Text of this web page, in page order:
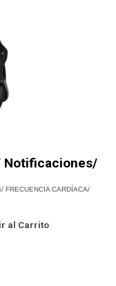
Notificaciones/
FRECUENCIA CARDÍACA/
al Carrito